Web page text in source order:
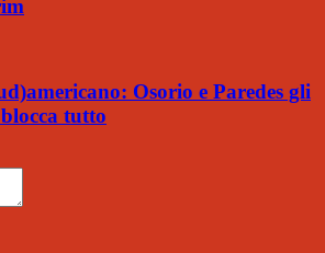
Osorio e Paredes gli
tutto